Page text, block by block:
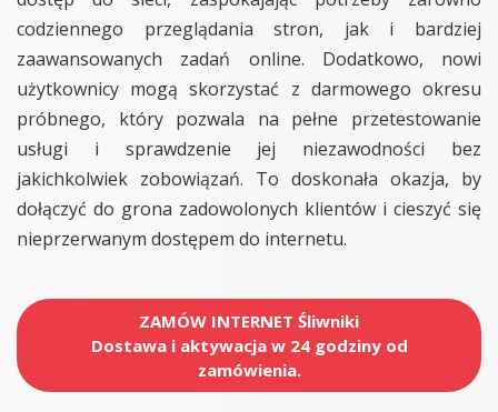
codziennego przeglądania stron, jak i bardziej
zaawansowanych zadań online. Dodatkowo, nowi
użytkownicy mogą skorzystać z darmowego okresu
próbnego, który pozwala na pełne przetestowanie
usługi i sprawdzenie jej niezawodności bez
jakichkolwiek zobowiązań. To doskonała okazja, by
dołączyć do grona zadowolonych klientów i cieszyć się
nieprzerwanym dostępem do internetu.
ZAMÓW INTERNET Śliwniki
Dostawa i aktywacja w 24 godziny od
zamówienia.